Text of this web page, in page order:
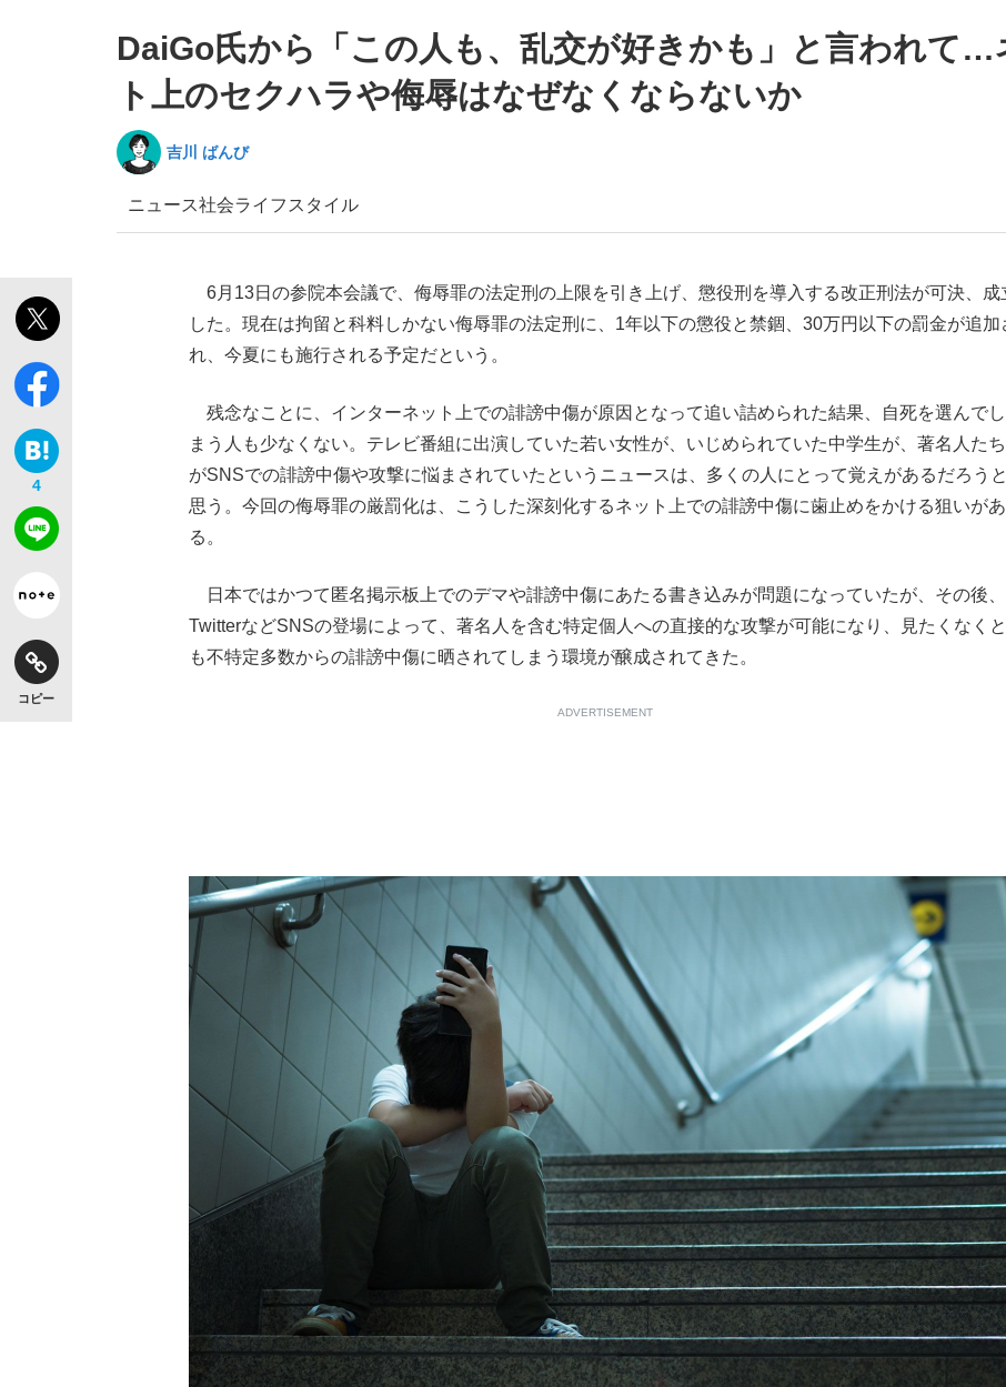
「敗因分析は一切聞かれなかった」侍ジャパン選手が証言した“NPB聞... 「クマが悪者扱いされている
「目標達成できなかったからと言って…」サッカー日本代表・森保一監督...
キングの誕生を、目撃せよ。
the Style
もっと見る
DaiGo氏から「この人も、乱交が好きかも」と言われて…
ト上のセクハラや侮辱はなぜなくならないか
吉川 ばんび
ニュース社会ライフスタイル
4
コピー
6月13日の参院本会議で、侮辱罪の法定刑の上限を引き上げ、懲役刑を導入する改正刑法が可決、成
した。現在は拘留と科料しかない侮辱罪の法定刑に、1年以下の懲役と禁錮、30万円以下の罰金が追加
れ、今夏にも施行される予定だという。
残念なことに、インターネット上での誹謗中傷が原因となって追い詰められた結果、自死を選んでし
まう人も少なくない。テレビ番組に出演していた若い女性が、いじめられていた中学生が、著名人たち
がSNSでの誹謗中傷や攻撃に悩まされていたというニュースは、多くの人にとって覚えがあるだろうと
思う。今回の侮辱罪の厳罰化は、こうした深刻化するネット上での誹謗中傷に歯止めをかける狙いがあ
る。
日本ではかつて匿名掲示板上でのデマや誹謗中傷にあたる書き込みが問題になっていたが、その後、
TwitterなどSNSの登場によって、著名人を含む特定個人への直接的な攻撃が可能になり、見たくなくと
も不特定多数からの誹謗中傷に晒されてしまう環境が醸成されてきた。
ADVERTISEMENT